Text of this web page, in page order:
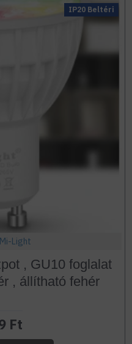
IP20 Beltéri
Light
, GU10 foglalat
, állítható fehér
Ft